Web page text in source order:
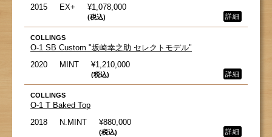
2015
EX+ ¥1,078,000
(税込) 詳細
COLLINGS
O-1 SB Custom "坂崎幸之助 セレクトモデル"
2020
MINT ¥1,210,000
(税込) 詳細
COLLINGS
O-1 T Baked Top
2018
N.MINT ¥880,000
(税込) 詳細